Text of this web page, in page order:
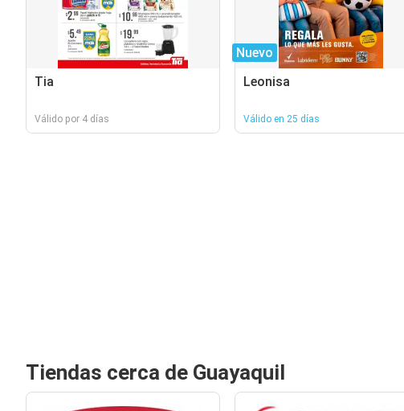
Tia
Válido por 4 días
Nuevo
Leonisa
Válido en 25 días
Tiendas cerca de Guayaquil